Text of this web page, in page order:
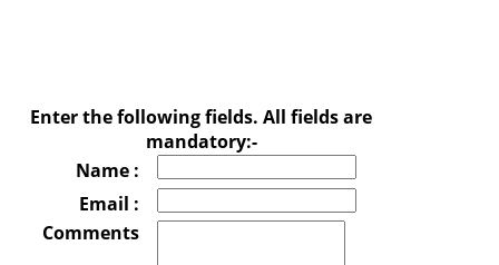
Enter the following fields. All fields are
mandatory:-
Name :
Email :
Comments